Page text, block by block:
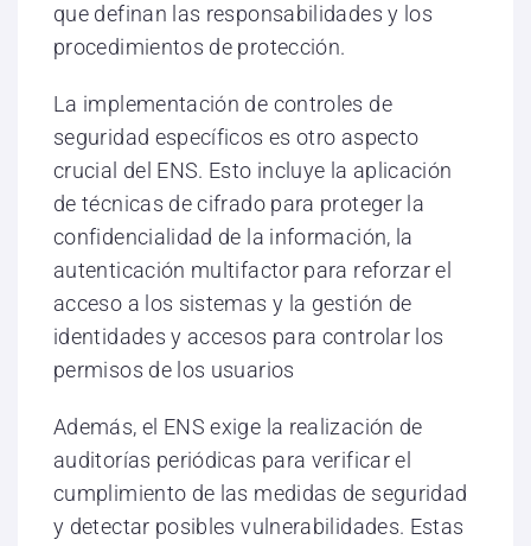
que definan las responsabilidades y los
procedimientos de protección.
La implementación de controles de
seguridad específicos es otro aspecto
crucial del ENS. Esto incluye la aplicación
de técnicas de cifrado para proteger la
confidencialidad de la información, la
autenticación multifactor para reforzar el
acceso a los sistemas y la gestión de
identidades y accesos para controlar los
permisos de los usuarios
Además, el ENS exige la realización de
auditorías periódicas para verificar el
cumplimiento de las medidas de seguridad
y detectar posibles vulnerabilidades. Estas